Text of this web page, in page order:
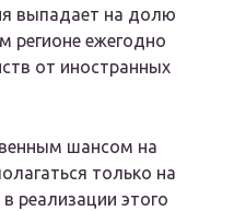
выпадает на долю
регионе ежегодно
от иностранных
шансом на
только на
реализации этого